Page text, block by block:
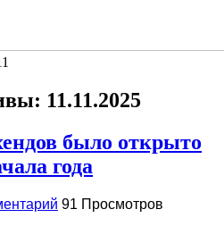
11.11.2025
было открыто
года
91 Просмотров